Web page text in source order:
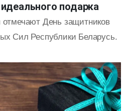
подарка
День защитников
Сил Республики Беларусь.